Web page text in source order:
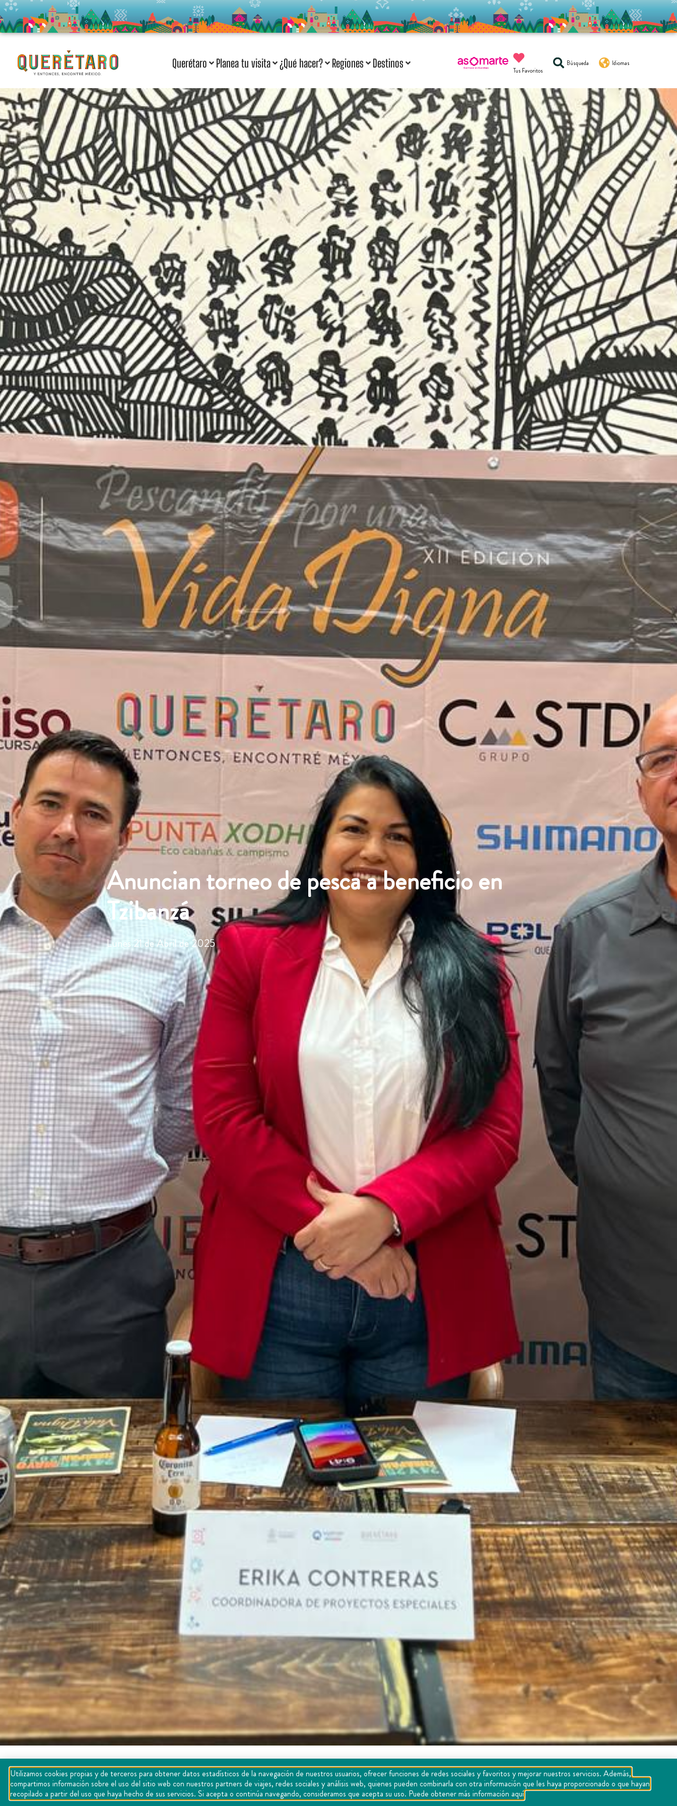
Querétaro Planea tu visita ¿Qué hacer? Regiones Destinos
Tus Favoritos
Búsqueda Idiomas
Anuncian torneo de pesca a beneficio en
Tzibanzá
Lunes 21 de Abril de 2025
Home»Noticias»Anuncian torneo de pesca a beneficio en Tzibanzá
Utilizamos cookies propias y de terceros para obtener datos estadísticos de la navegación de nuestros usuarios, ofrecer funciones de redes sociales y favoritos y mejorar nuestros servicios. Además,
compartimos información sobre el uso del sitio web con nuestros partners de viajes, redes sociales y análisis web, quienes pueden combinarla con otra información que les haya proporcionado o que hayan
recopilado a partir del uso que haya hecho de sus servicios. Si acepta o continúa navegando, consideramos que acepta su uso. Puede obtener más información aquí